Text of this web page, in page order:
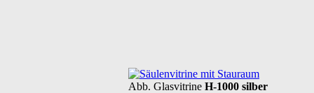
Abb. Glasvitrine H-1000 silber